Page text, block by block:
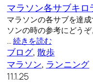
マラソン各サブキ
マラソンの各サブを達
ソンの時の参考にどう
…続きを読む
ブログ, 散歩
マラソン, ランニング
11.1.25